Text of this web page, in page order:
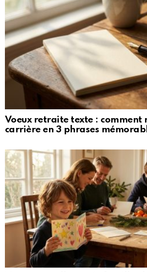
Voeux retraite texte : comment
carrière en 3 phrases